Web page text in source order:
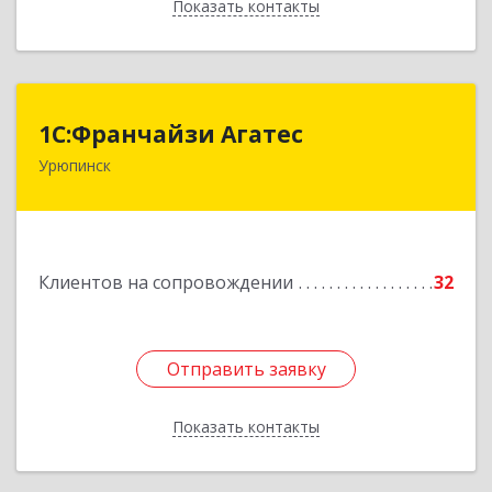
Показать контакты
Назад
1С:Франчайзи Агатес
Урюпинск
Клиентов на сопровождении 32
Отправить заявку
Показать контакты
403113, Волгоградская обл, Урюпинск г, Ленина
Отправить заявку
Назад